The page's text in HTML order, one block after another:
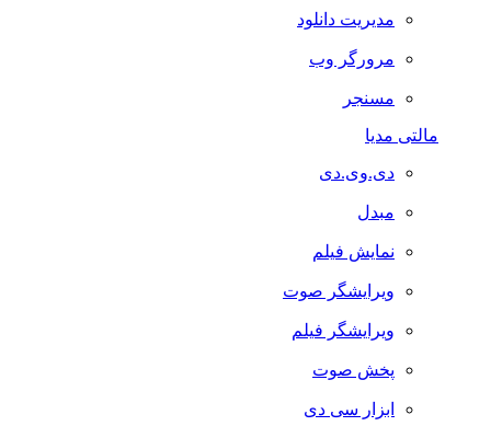
مدیریت دانلود
مرورگر وب
مسنجر
مالتی مدیا
دی.وی.دی
مبدل
نمایش فیلم
ویرایشگر صوت
ویرایشگر فیلم
پخش صوت
ابزار سی دی